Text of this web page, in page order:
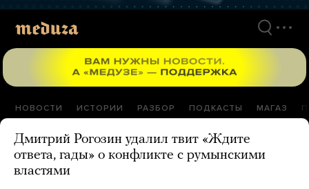
НОВОСТИ ИСТОРИИ РАЗБОР ПОДКАСТЫ МАГАЗ
Дмитрий Рогозин удалил твит «Ждите
ответа, гады» о конфликте с румынскими
властями